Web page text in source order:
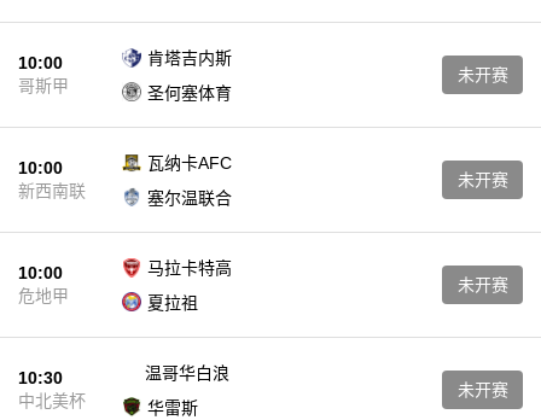
10:00
哥斯甲
肯塔吉内斯
圣何塞体育
未开赛
10:00
新西南联
瓦纳卡AFC
塞尔温联合
未开赛
10:00
危地甲
马拉卡特高
夏拉祖
未开赛
10:30
中北美杯
温哥华白浪
华雷斯
未开赛